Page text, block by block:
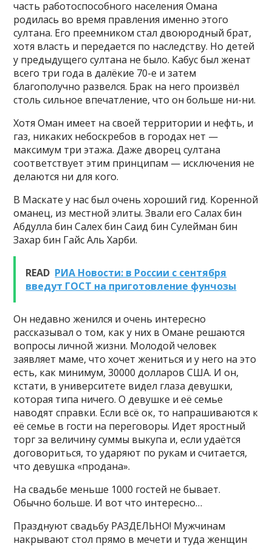
часть работоспособного населения Омана
родилась во время правления именно этого
султана. Его преемником стал двоюродный брат,
хотя власть и передается по наследству. Но детей
у предыдущего султана не было. Кабус был женат
всего три года в далёкие 70-е и затем
благополучно развелся. Брак на него произвёл
столь сильное впечатление, что он больше ни-ни.
Хотя Оман имеет на своей территории и нефть, и
газ, никаких небоскребов в городах нет —
максимум три этажа. Даже дворец султана
соответствует этим принципам — исключения не
делаются ни для кого.
В Маскате у нас был очень хороший гид. Коренной
оманец, из местной элиты. Звали его Салах бин
Абдулла бин Салех бин Саид бин Сулейман бин
Захар бин Гайс Аль Харби.
READ РИА Новости: в России с сентября
введут ГОСТ на приготовление фунчозы
Он недавно женился и очень интересно
рассказывал о том, как у них в Омане решаются
вопросы личной жизни. Молодой человек
заявляет маме, что хочет жениться и у него на это
есть, как минимум, 30000 долларов США. И он,
кстати, в университете видел глаза девушки,
которая типа ничего. О девушке и её семье
наводят справки. Если всё ок, то напрашиваются к
её семье в гости на переговоры. Идет яростный
торг за величину суммы выкупа и, если удаётся
договориться, то ударяют по рукам и считается,
что девушка «продана».
На свадьбе меньше 1000 гостей не бывает.
Обычно больше. И вот что интересно…
Празднуют свадьбу РАЗДЕЛЬНО! Мужчинам
накрывают стол прямо в мечети и туда женщин